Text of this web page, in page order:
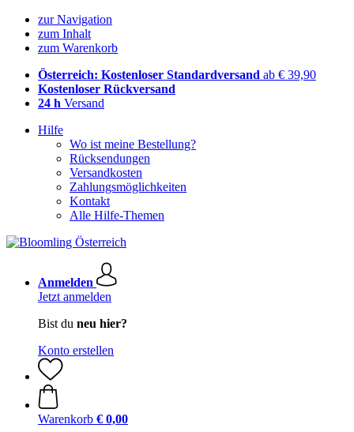
zur Navigation
zum Inhalt
zum Warenkorb
Österreich: Kostenloser Standardversand ab € 39,90
Kostenloser Rückversand
24 h Versand
Hilfe
Wo ist meine Bestellung?
Rücksendungen
Versandkosten
Zahlungsmöglichkeiten
Kontakt
Alle Hilfe-Themen
Anmelden
Jetzt anmelden
Bist du neu hier?
Konto erstellen
Warenkorb € 0,00